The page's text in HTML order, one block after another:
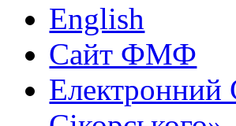
English
Сайт ФМФ